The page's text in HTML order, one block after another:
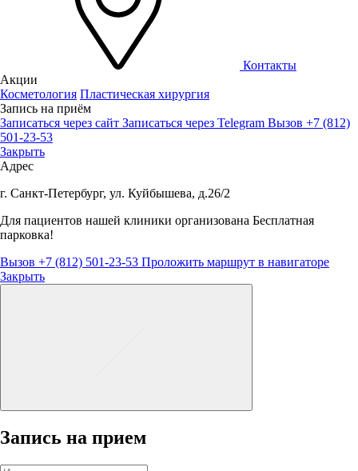
Контакты
Акции
Косметология Пластическая хирургия
Запись на приём
Записаться через сайт Записаться через Telegram Вызов +7 (812)
501-23-53
Закрыть
Адрес
г. Санкт-Петербург, ул. Куйбышева, д.26/2
Для пациентов нашей клиники организована Бесплатная
парковка!
Вызов +7 (812) 501-23-53 Проложить маршрут в навигаторе
Закрыть
Запись на прием